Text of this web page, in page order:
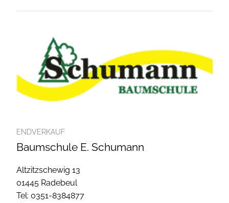
ENDVERKAUF
Baumschule E. Schumann
Altzitzschewig 13
01445 Radebeul
Tel: 0351-8384877